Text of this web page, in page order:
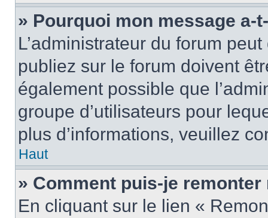
» Pourquoi mon message a-
L’administrateur du forum
publiez sur le forum doivent
également possible que
groupe d’utilisateurs pour
plus d’informations, veuillez
Haut
» Comment puis-je
En cliquant sur le lien «